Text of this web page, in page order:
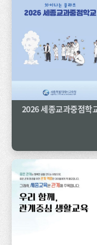
2026 세종교과중점학